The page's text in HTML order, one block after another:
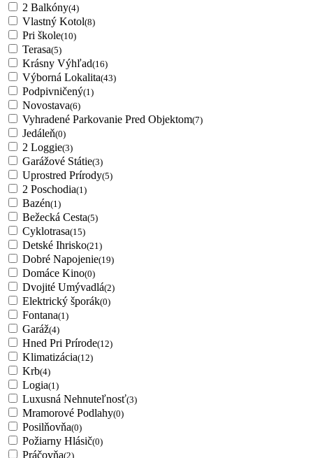
2 Balkóny(4)
Vlastný Kotol(8)
Pri škole(10)
Terasa(5)
Krásny Výhľad(16)
Výborná Lokalita(43)
Podpivničený(1)
Novostava(6)
Vyhradené Parkovanie Pred Objektom(7)
Jedáleň(0)
2 Loggie(3)
Garážové Státie(3)
Uprostred Prírody(5)
2 Poschodia(1)
Bazén(1)
Bežecká Cesta(5)
Cyklotrasa(15)
Detské Ihrisko(21)
Dobré Napojenie(19)
Domáce Kino(0)
Dvojité Umývadlá(2)
Elektrický šporák(0)
Fontana(1)
Garáž(4)
Hned Pri Prírode(12)
Klimatizácia(12)
Krb(4)
Logia(1)
Luxusná Nehnuteľnosť(3)
Mramorové Podlahy(0)
Posilňovňa(0)
Požiarny Hlásič(0)
Práčovňa(2)